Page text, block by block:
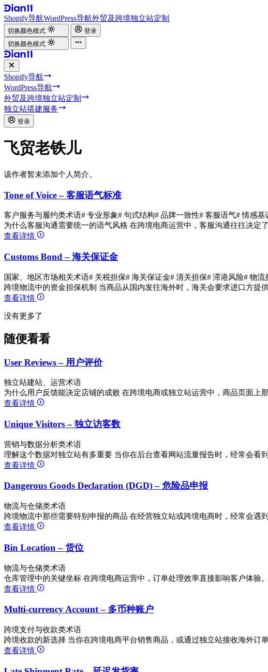
Shopify导航WordPress导航外贸及跨境独立站定制
切换颜色模式
登录
切换颜色模式
Shopify导航
WordPress导航
外贸及跨境独立站定制
独立站搭建服务
登录
飞贸老铁儿
该作者暂未添加个人简介。
Tone of Voice – 客服语气标准
客户服务与履约类术语# 专业形象# 句式结构# 品牌一致性# 客服语气# 情感基
为什么客服沟通需要统一的语气风格 在跨境电商运营中，客服沟通往往决
查看详情
Customs Bond – 海关保证金
国家、地区市场相关术语# 关税担保# 海关保证金# 清关担保# 滞港风险# 物流
跨境物流中的资金担保机制 当商品从国内发往海外时，海关会要求进口方
查看详情
没有更多了
随便看看
User Reviews – 用户评价
独立站建站、运营术语
为什么用户反馈能决定店铺的成败 在跨境电商或独立站运营中，商品页面
查看详情
Unique Visitors – 独立访客数
营销与数据分析类术语
理解这个数据对独立站有多重要 当你在后台查看网站流量报告时，经常会看
查看详情
Dangerous Goods Declaration (DGD) – 危险品申报
物流与仓储类术语
跨境物流中那些需要特别申报的商品 在经营独立站或跨境电商时，经常会
查看详情
Bin Location – 货位
物流与仓储类术语
仓库管理中的关键坐标 在跨境电商运营中，订单处理效率直接影响客户体
查看详情
Multi-currency Account – 多币种账户
跨境支付与收款类术语
跨境收款的新选择 当你在跨境电商平台销售商品，或通过独立站接收海外
查看详情